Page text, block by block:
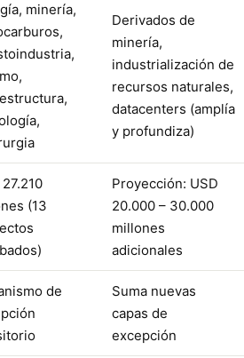
minería,
Derivados de
minería,
industrialización de
recursos naturales,
datacenters (amplía
y profundiza)
(13
Proyección: USD
20.000 – 30.000
millones
adicionales
de
Suma nuevas
capas de
excepción